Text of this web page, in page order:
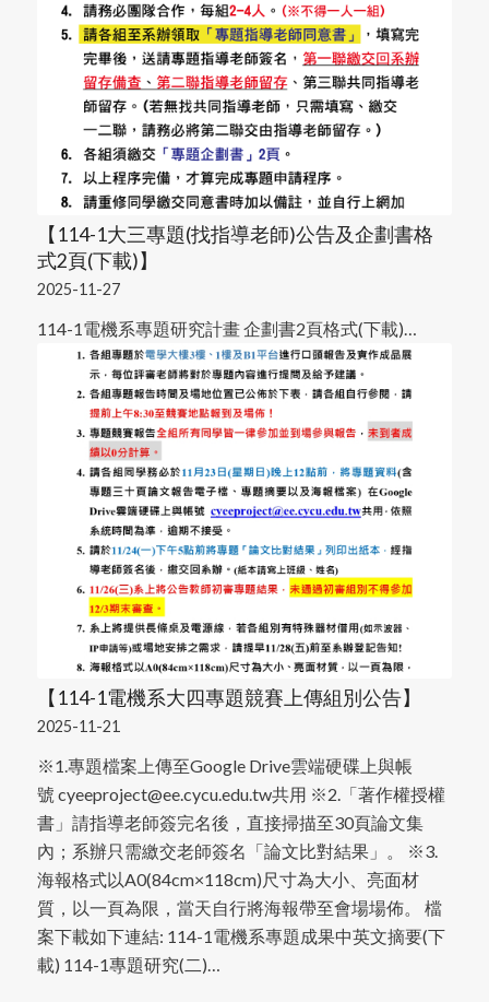
【114-1大三專題(找指導老師)公告及企劃書格
式2頁(下載)】
2025-11-27
114-1電機系專題研究計畫 企劃書2頁格式(下載)…
【114-1電機系大四專題競賽上傳組別公告】
2025-11-21
※1.專題檔案上傳至Google Drive雲端硬碟上與帳
號 cyeeproject@ee.cycu.edu.tw共用 ※2.「著作權授權
書」請指導老師簽完名後，直接掃描至30頁論文集
內；系辦只需繳交老師簽名「論文比對結果」。 ※3.
海報格式以A0(84cm×118cm)尺寸為大小、亮面材
質，以一頁為限，當天自行將海報帶至會場場佈。 檔
案下載如下連結: 114-1電機系專題成果中英文摘要(下
載) 114-1專題研究(二)…